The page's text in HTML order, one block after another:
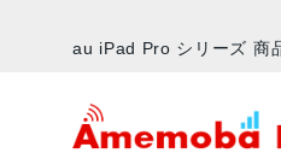
au iPad Pro シリーズ 商
アメモバマーケット